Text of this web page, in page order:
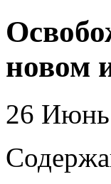
новом
26